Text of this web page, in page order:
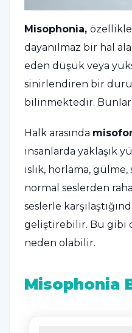
Misophonia, özellikle
dayanılmaz bir hal
eden düşük veya
sinirlendiren bir
bilinmektedir. Bunlar;
Halk arasında
insanlarda yaklaşık
ıslık, horlama,
normal seslerden
seslerle
geliştirebilir. Bu gibi
neden olabilir.
Misophonia